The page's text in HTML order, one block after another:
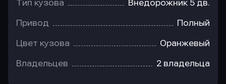
Тип кузова Внедорожник 5 дв.
Привод Полный
Цвет кузова Оранжевый
Владельцев 2 владельца